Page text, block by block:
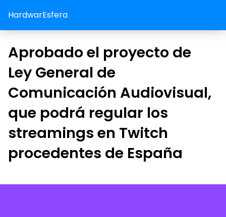
HardwarEsfera
Aprobado el proyecto de
Ley General de
Comunicación Audiovisual,
que podrá regular los
streamings en Twitch
procedentes de España